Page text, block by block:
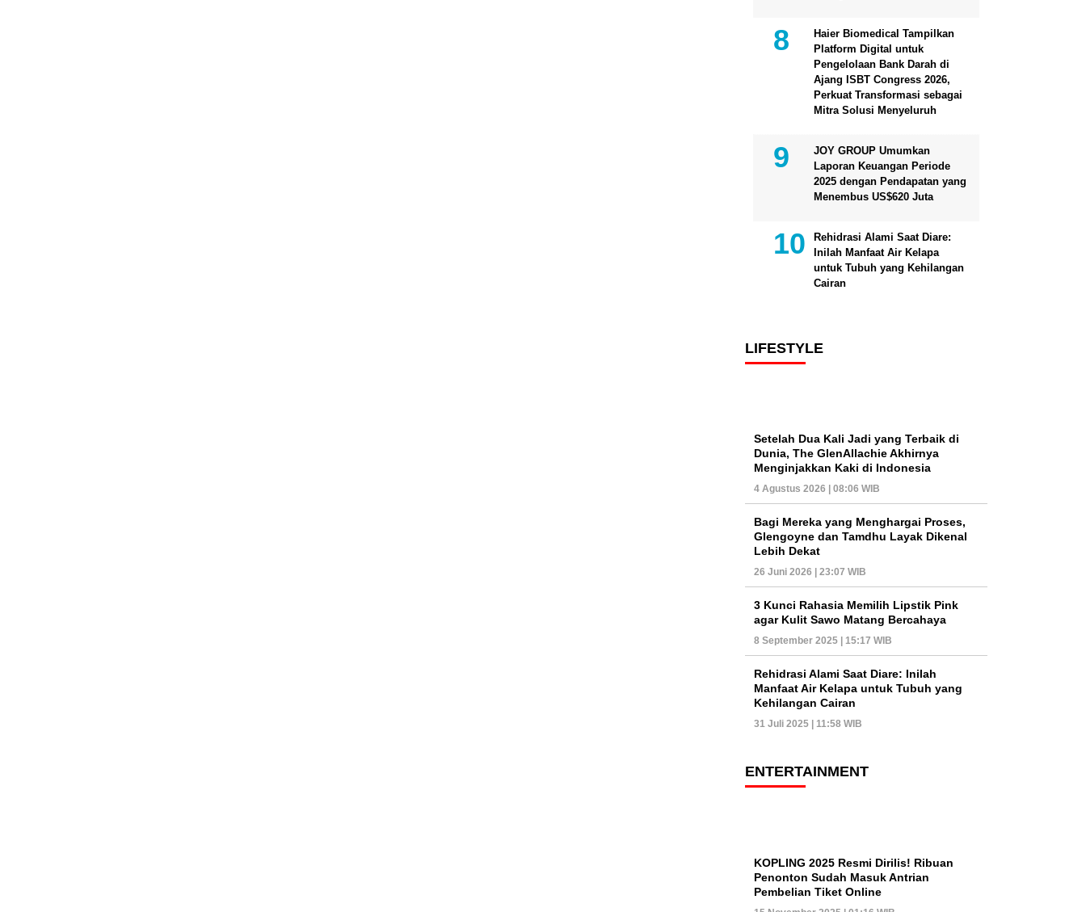
Haier Biomedical Tampilkan
Platform Digital untuk
Pengelolaan Bank Darah di
Ajang ISBT Congress 2026,
Perkuat Transformasi sebagai
Mitra Solusi Menyeluruh
JOY GROUP Umumkan
Laporan Keuangan Periode
2025 dengan Pendapatan yang
Menembus US$620 Juta
Rehidrasi Alami Saat Diare:
Inilah Manfaat Air Kelapa
untuk Tubuh yang Kehilangan
Cairan
LIFESTYLE
Setelah Dua Kali Jadi yang Terbaik di
Dunia, The GlenAllachie Akhirnya
Menginjakkan Kaki di Indonesia
4 Agustus 2026 | 08:06 WIB
Bagi Mereka yang Menghargai Proses,
Glengoyne dan Tamdhu Layak Dikenal
Lebih Dekat
26 Juni 2026 | 23:07 WIB
3 Kunci Rahasia Memilih Lipstik Pink
agar Kulit Sawo Matang Bercahaya
8 September 2025 | 15:17 WIB
Rehidrasi Alami Saat Diare: Inilah
Manfaat Air Kelapa untuk Tubuh yang
Kehilangan Cairan
31 Juli 2025 | 11:58 WIB
ENTERTAINMENT
KOPLING 2025 Resmi Dirilis! Ribuan
Penonton Sudah Masuk Antrian
Pembelian Tiket Online